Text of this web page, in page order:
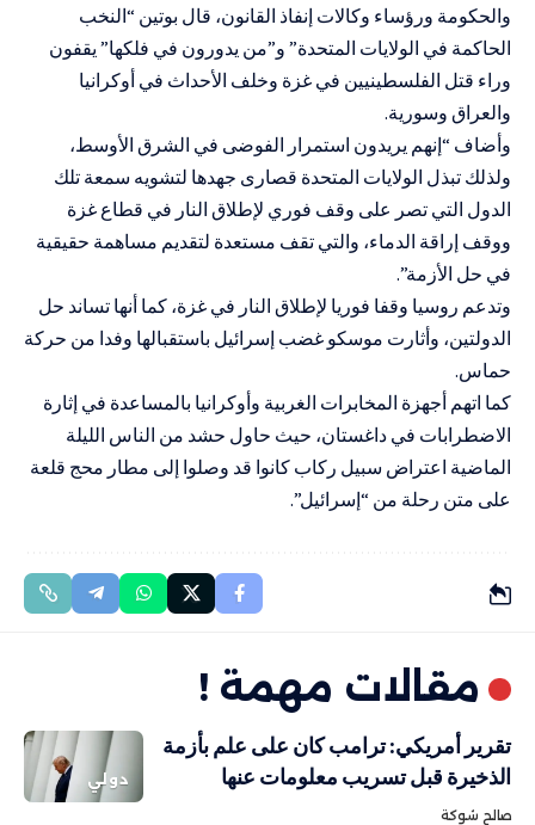
والحكومة ورؤساء وكالات إنفاذ القانون، قال بوتين “النخب
الحاكمة في الولايات المتحدة” و”من يدورون في فلكها” يقفون
وراء قتل الفلسطينيين في غزة وخلف الأحداث في أوكرانيا
والعراق وسورية.
وأضاف “إنهم يريدون استمرار الفوضى في الشرق الأوسط،
ولذلك تبذل الولايات المتحدة قصارى جهدها لتشويه سمعة تلك
الدول التي تصر على وقف فوري لإطلاق النار في قطاع غزة
ووقف إراقة الدماء، والتي تقف مستعدة لتقديم مساهمة حقيقية
في حل الأزمة”.
وتدعم روسيا وقفا فوريا لإطلاق النار في غزة، كما أنها تساند حل
الدولتين، وأثارت موسكو غضب إسرائيل باستقبالها وفدا من حركة
حماس.
كما اتهم أجهزة المخابرات الغربية وأوكرانيا بالمساعدة في إثارة
الاضطرابات في داغستان، حيث حاول حشد من الناس الليلة
الماضية اعتراض سبيل ركاب كانوا قد وصلوا إلى مطار محج قلعة
على متن رحلة من “إسرائيل”.
مقالات مهمة !
دولي
تقرير أمريكي: ترامب كان على علم بأزمة
الذخيرة قبل تسريب معلومات عنها
صالح شوكة